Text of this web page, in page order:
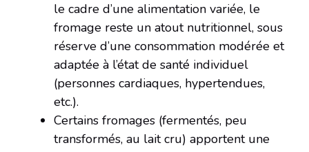
le cadre d’une alimentation variée, le
fromage reste un atout nutritionnel, sous
réserve d’une consommation modérée et
adaptée à l’état de santé individuel
(personnes cardiaques, hypertendues,
etc.).
Certains fromages (fermentés, peu
transformés, au lait cru) apportent une